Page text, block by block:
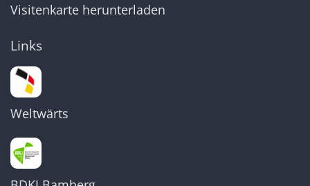
Visitenkarte herunterladen
Links
Weltwärts